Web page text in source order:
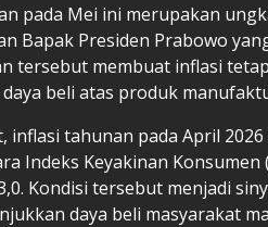
pada Mei ini merupakan
Bapak Presiden Prabowo
tersebut membuat inflasi
beli atas produk
inflasi tahunan pada April
Indeks Keyakinan Konsumen
Kondisi tersebut menjadi
daya beli masyarakat